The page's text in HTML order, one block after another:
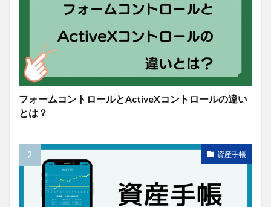
フォームコントロールとActiveXコントロールの違い
とは？
資産手帳